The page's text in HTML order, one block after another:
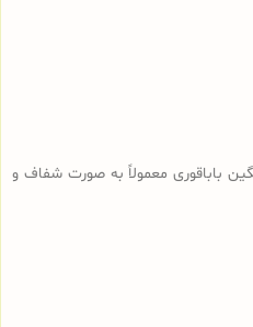
باباقوری معمولاً به صورت شفاف و